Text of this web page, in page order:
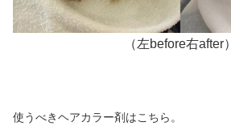
（左before右after）
使うべきヘアカラー剤はこちら。